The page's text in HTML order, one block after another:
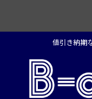
値引き納期